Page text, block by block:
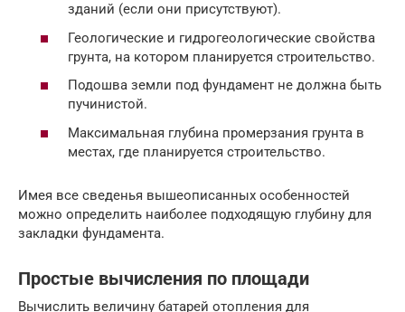
зданий (если они присутствуют).
Геологические и гидрогеологические свойства
грунта, на котором планируется строительство.
Подошва земли под фундамент не должна быть
пучинистой.
Максимальная глубина промерзания грунта в
местах, где планируется строительство.
Имея все сведенья вышеописанных особенностей
можно определить наиболее подходящую глубину для
закладки фундамента.
Простые вычисления по площади
Вычислить величину батарей отопления для